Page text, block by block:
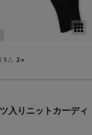
1:△ 2:×
入りニットカーディ